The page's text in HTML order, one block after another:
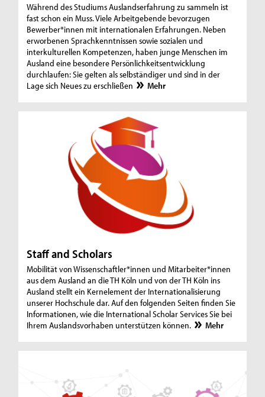
Während des Studiums Auslandserfahrung zu sammeln ist
fast schon ein Muss. Viele Arbeitgebende bevorzugen
Bewerber*innen mit internationalen Erfahrungen. Neben
erworbenen Sprachkenntnissen sowie sozialen und
interkulturellen Kompetenzen, haben junge Menschen im
Ausland eine besondere Persönlichkeitsentwicklung
durchlaufen: Sie gelten als selbständiger und sind in der
Lage sich Neues zu erschließen
Mehr
Staff and Scholars
Mobilität von Wissenschaftler*innen und Mitarbeiter*innen
aus dem Ausland an die TH Köln und von der TH Köln ins
Ausland stellt ein Kernelement der Internationalisierung
unserer Hochschule dar. Auf den folgenden Seiten finden Sie
Informationen, wie die International Scholar Services Sie bei
Ihrem Auslandsvorhaben unterstützen können.
Mehr